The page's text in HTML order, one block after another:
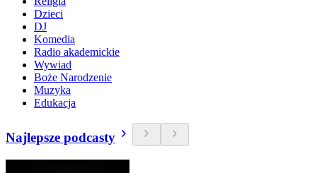
Dzieci
DJ
Komedia
Radio akademickie
Wywiad
Boże Narodzenie
Muzyka
Edukacja
Najlepsze podcasty